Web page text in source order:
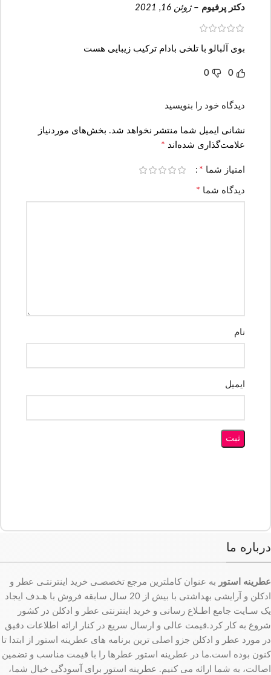
دکتر پرفیوم – ژوئن 16, 2021
بوی آلبالو با تلخی بادام ترکیب زیبایی هست
0
0
دیدگاه خود را بنویسید
نشانی ایمیل شما منتشر نخواهد شد. بخش‌های موردنیاز
علامت‌گذاری شده‌اند *
امتیاز شما *
دیدگاه شما *
نام
ایمیل
درباره ما
عطرینه استور به عنوان کاملترین مرجع تخصصـی خرید اینترنتـی عطر و
ادکلن و آرایشی بهداشتی با بیش از 20 سال سابقه فروش با هـدف ایجاد
یک سـایت جامع اطـلاع رسانی و خرید اینترنتی عطر و ادکلن در کشور
شروع به کار کرد.قیمت عالی و ارسال سریع در کنار ارائه اطلاعات دقیق
در مورد عطر و ادکلن جزو اصلی ترین برنامه های عطرینه استور از ابتدا تا
کنون بوده است.ما در عطرینه استور عطرها را با قیمت مناسب و تضمین
اصالت، به شما ارائه می کنیم. عطرینه استور برای آسودگی خیال شما،